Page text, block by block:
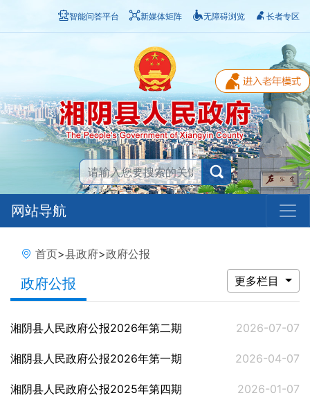
智能问答平台 新媒体矩阵 无障碍浏览 长者专区
网站导航
首页>县政府>政府公报
政府公报 更多栏目
湘阴县人民政府公报2026年第二期 2026-07-07
湘阴县人民政府公报2026年第一期 2026-04-07
湘阴县人民政府公报2025年第四期 2026-01-07